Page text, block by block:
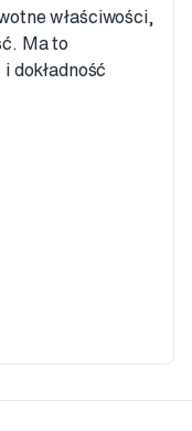
właściwości,
Ma to
dokładność